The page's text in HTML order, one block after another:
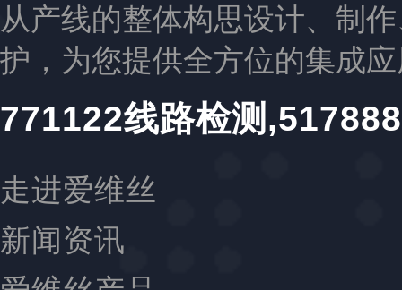
从产线的整体构思设计、制
护，为您提供全方位的集成
771122线路检测
走进爱维丝
新闻资讯